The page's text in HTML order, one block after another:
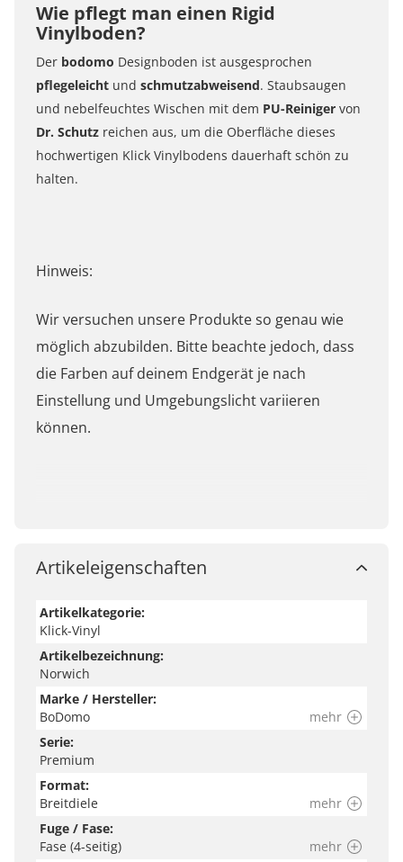
Wie pflegt man einen Rigid
Vinylboden?
Der bodomo Designboden ist ausgesprochen
pflegeleicht und schmutzabweisend. Staubsaugen
und nebelfeuchtes Wischen mit dem PU-Reiniger von
Dr. Schutz reichen aus, um die Oberfläche dieses
hochwertigen Klick Vinylbodens dauerhaft schön zu
halten.
Hinweis:
Wir versuchen unsere Produkte so genau wie
möglich abzubilden. Bitte beachte jedoch, dass
die Farben auf deinem Endgerät je nach
Einstellung und Umgebungslicht variieren
können.
Artikeleigenschaften
Artikelkategorie:
Klick-Vinyl
Artikelbezeichnung:
Norwich
Marke / Hersteller:
BoDomo
mehr
Serie:
Premium
Format:
Breitdiele
mehr
Fuge / Fase:
Fase (4-seitig)
mehr